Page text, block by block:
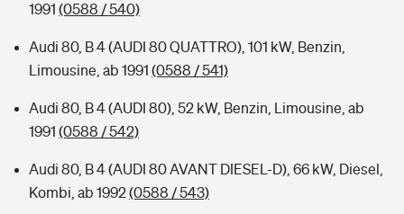
1991 (0588 / 540)
Audi 80, B 4 (AUDI 80 QUATTRO), 101 kW, Benzin,
Limousine, ab 1991 (0588 / 541)
Audi 80, B 4 (AUDI 80), 52 kW, Benzin, Limousine, ab
1991 (0588 / 542)
Audi 80, B 4 (AUDI 80 AVANT DIESEL-D), 66 kW, Diesel,
Kombi, ab 1992(0588 / 543)